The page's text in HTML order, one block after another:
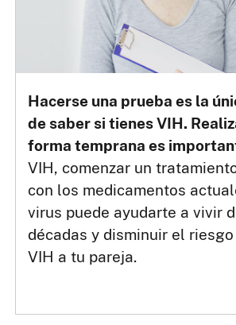
Hacerse una prueba es la
de saber si tienes VIH.
forma temprana es
VIH, comenzar un
con los medicamentos
virus puede ayudarte a vivir
décadas y disminuir el
VIH a tu pareja.